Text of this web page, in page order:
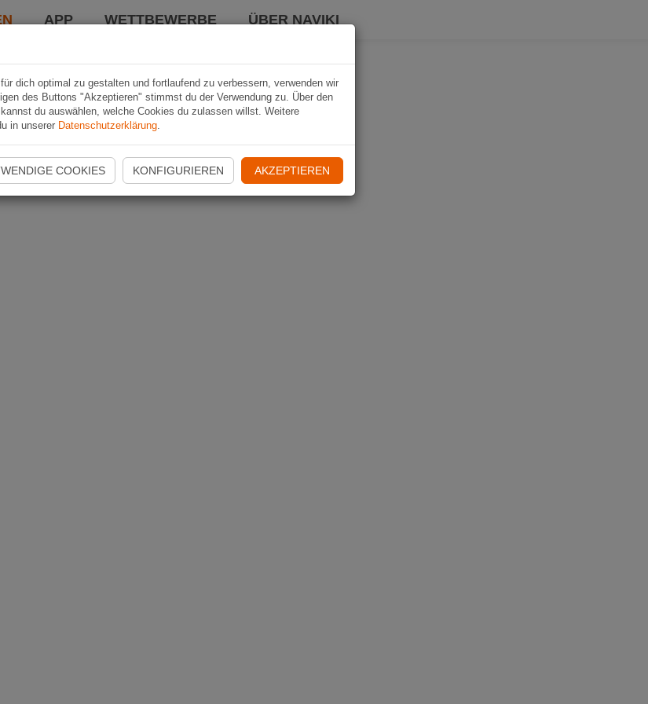
APP WETTBEWERBE ÜBER NAVIKI
dich optimal zu gestalten und fortlaufend zu verbessern, verwenden wir
des Buttons "Akzeptieren" stimmst du der Verwendung zu. Über den
du auswählen, welche Cookies du zulassen willst. Weitere
in unserer Datenschutzerklärung.
COOKIES KONFIGURIEREN AKZEPTIEREN